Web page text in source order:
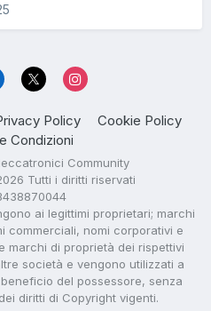
Policy
Cookie Policy
Condizioni
Community
Tutti i diritti riservati
ai legittimi proprietari; marchi
commerciali, nomi corporativi e
marchi di proprietà dei rispettivi
società e vengono utilizzati a
del possessore, senza
diritti di Copyright vigenti.